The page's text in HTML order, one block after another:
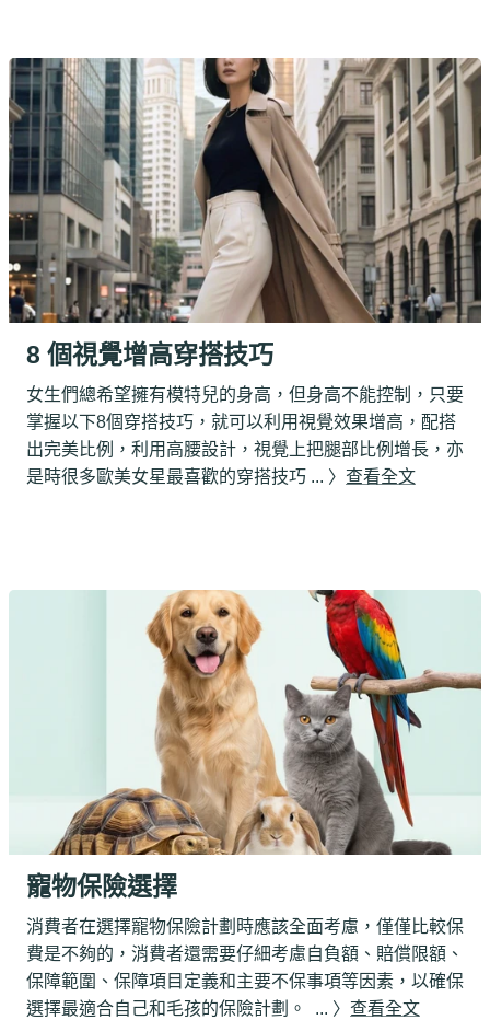
8 個視覺增高穿搭技巧
女生們總希望擁有模特兒的身高，但身高不能控制，只要
掌握以下8個穿搭技巧，就可以利用視覺效果增高，配搭
出完美比例 ， 利用高腰設計，視覺上把腿部比例增長，亦
是時很多歐美女星最喜歡的穿搭技巧 ... 〉 查看全文
寵物保險選擇
消費者在選擇寵物保險計劃時應該全面考慮，僅僅比較保
費是不夠的，消費者還需要仔細考慮自負額、賠償限額、
保障範圍、保障項目定義和主要不保事項等因素，以確保
選擇最適合自己和毛孩的保險計劃。
... 〉 查看全文